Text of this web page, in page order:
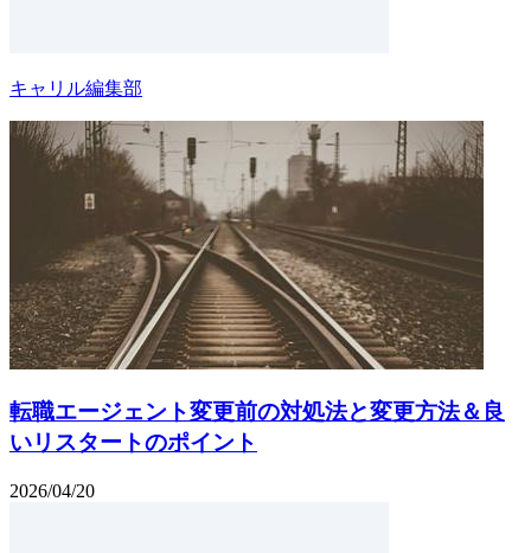
キャリル編集部
転職エージェント変更前の対処法と変更方法＆良
いリスタートのポイント
2026/04/20